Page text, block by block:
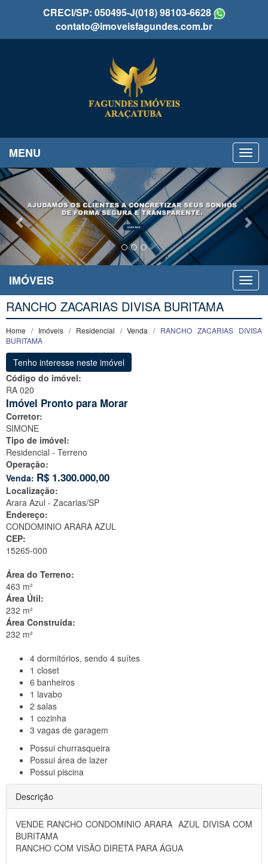
CRECI/SP: 050495-J(018) 98103-6628
contato@imoveisfagundes.com.br
MENU
Previous
IMÓVEIS
RANCHO ZACARIAS DIVISA BURITAMA
Home / Imóveis/ Residencial /Venda / RANCHO ZACARIAS DIVISA
BURITAMA
Tenho interesse neste imóvel
Código do imóvel:
RA 020
Imóvel Pronto para Morar
Corretor:
SIMONE
Tipo de imóvel:
Residencial - Terreno
Operação:
Venda: R$ 1.300.000,00
Localização:
Arara Azul - Zacarias/SP
Endereço:
CONDOMINIO ARARA AZUL
CEP:
15265-000
Área do Terreno:
463 m²
Área Útil:
232 m²
Área Construída:
232 m²
4 dormitórios, sendo 4 suítes
1 closet
6 banheiros
1 lavabo
2 salas
1 cozinha
3 vagas de garagem
Possui churrasqueira
Possui área de lazer
Possui piscina
Descrição
VENDE RANCHO CONDOMINIO ARARA AZUL DIVISA COM
BURITAMA
RANCHO COM VISÃO DIRETA PARA ÁGUA